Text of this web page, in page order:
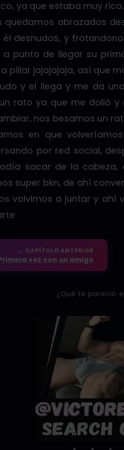
ya que estaba muy
quedamos abrazados
desnudos, y
punto de llegar su
pillar jajajajaja, así que
y el llega y me da
rato ya que me dolió
nos besamos un
en que
por red social,
sacar de la
super bkn, de ahí
volvimos a juntar y ahí
← CAPÍTULO ANTERIOR
vez con un amigo
¿Qué te pareció